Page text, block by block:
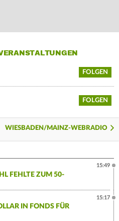
FOLGEN
FOLGEN
WIESBADEN/MAINZ-WEBRADIO
FEHLTE ZUM 50-
15:49
IN FONDS FÜR
15:17